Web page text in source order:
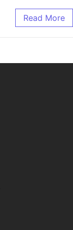
Read More